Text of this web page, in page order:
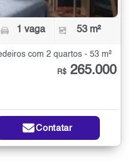
1 vaga 53 m²
com 2 quartos - 53 m²
R$ 265.000
Contatar